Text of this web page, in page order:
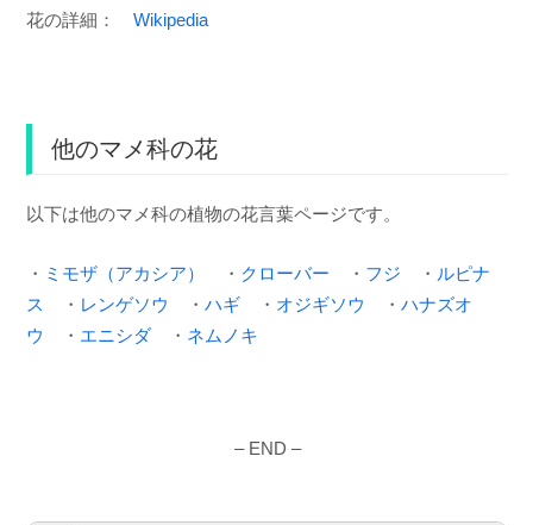
花の詳細： Wikipedia
他のマメ科の花
以下は他のマメ科の植物の花言葉ページです。
・ ミモザ（アカシア） ・ クローバー ・ フジ ・ ルピナ
ス
・ レンゲソウ ・ ハギ ・ オジギソウ ・ ハナズオ
ウ
・ エニシダ・ ネムノキ
– END –